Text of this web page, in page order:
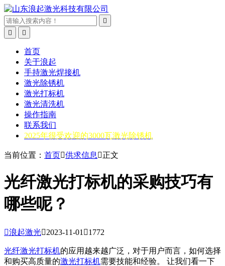



首页
关于浪起
手持激光焊接机
激光除锈机
激光打标机
激光清洗机
操作指南
联系我们
2025年很受欢迎的3000瓦激光除锈机
当前位置： 首页供求信息 正文
光纤激光打标机的采购技巧有
哪些呢？
浪起激光2023-11-01 1772
光纤激光打标机的应用越来越广泛，对于用户而言，如何选择
和购买高质量的激光打标机需要技能和经验。 让我们看一下